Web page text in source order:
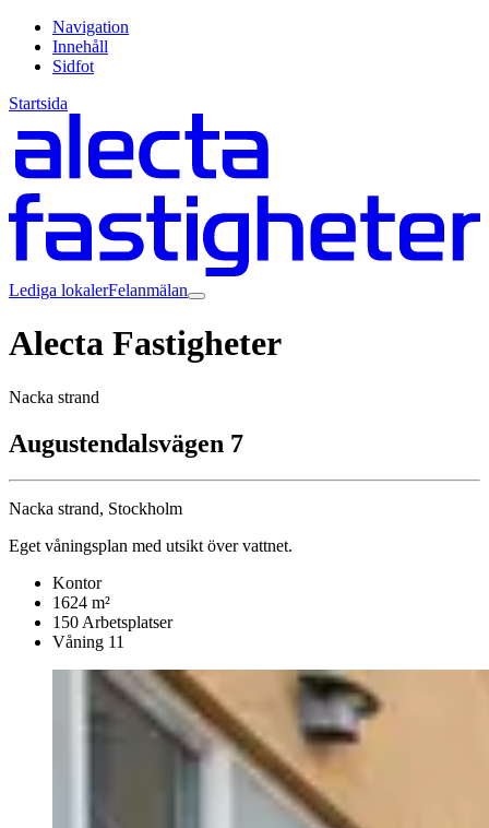
Navigation
Innehåll
Sidfot
Startsida
Lediga lokalerFelanmälan
Alecta Fastigheter
Nacka strand
Augustendalsvägen 7
Nacka strand, Stockholm
Eget våningsplan med utsikt över vattnet.
Kontor
1624 m²
150 Arbetsplatser
Våning 11